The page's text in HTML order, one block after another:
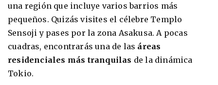
una región que incluye varios barrios más
pequeños. Quizás visites el célebre Templo
Sensoji y pases por la zona Asakusa. A pocas
cuadras, encontrarás una de las áreas
residenciales más tranquilas de la dinámica
Tokio.